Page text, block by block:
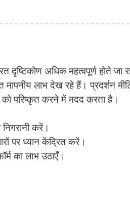
दृष्टिकोण अधिक महत्वपूर्ण होते जा
लाभ देख रहे हैं। प्रदर्शन
परिष्कृत करने में मदद करता है।
करें।
पर ध्यान केंद्रित करें।
का लाभ उठाएँ।